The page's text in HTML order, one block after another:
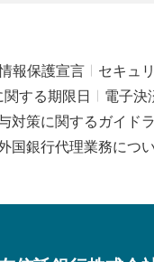
報保護宣言 セキュ
する期限日
電子決
対策に関するガイド
国銀行代理業務につ